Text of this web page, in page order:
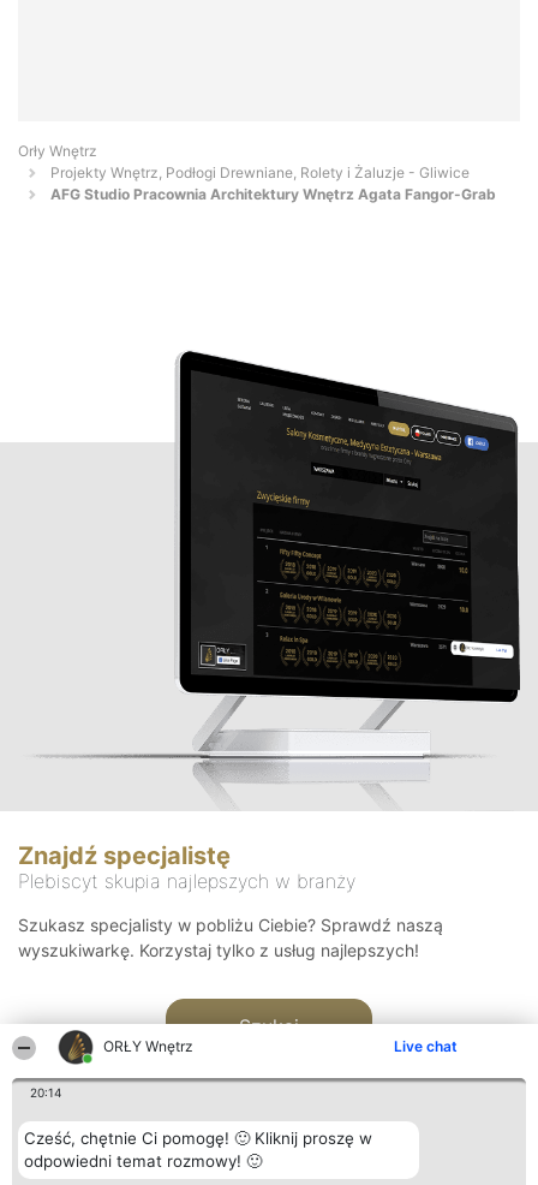
ORŁY Wnętrz Live chat
20:14
Cześć, chętnie Ci pomogę! 🙂 Kliknij proszę w
odpowiedni temat rozmowy! 🙂
Orły Wnętrz
Projekty Wnętrz, Podłogi Drewniane, Rolety i Żaluzje - Gliwice
AFG Studio Pracownia Architektury Wnętrz Agata Fangor-Grab
Znajdź specjalistę
Plebiscyt skupia najlepszych w branży
Szukasz specjalisty w pobliżu Ciebie? Sprawdź naszą
wyszukiwarkę. Korzystaj tylko z usług najlepszych!
Szukaj